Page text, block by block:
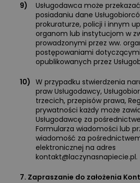
9)
Usługodawca może
posiadaniu dane
prokuraturze, policji i innym
organom lub instytucjom w
prowadzonymi przez ww.
postępowaniami
opublikowanych przez
10) W przypadku stwierdzenia
praw Usługodawcy,
trzecich, przepisów prawa,
prywatności każdy może
Usługodawcę za
Formularza wiadomości lub
wiadomość za
elektronicznej na adres
kontakt@laczynasnapiecie.pl.
7. Zapraszanie do założenia